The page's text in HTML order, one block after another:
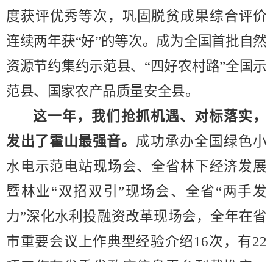
度获评优秀等次，巩固脱贫成果综合评价
连续两年获“好”的等次。成为全国首批自然
资源节约集约示范县、 “四好农村路”全国示
范县、国家农产品质量安全县。
这一年，我们抢抓机遇、 对标落实 ，
发出了霍山最强音。 成功承办全国绿色小
水电示范电站现场会、全省林下经济发展
暨林业“双招双引 ”现场会、全省“两手发
力”深化水利投融资改革现场会，全年在省
市重要会议上作典型经验介绍 16次 ，有22